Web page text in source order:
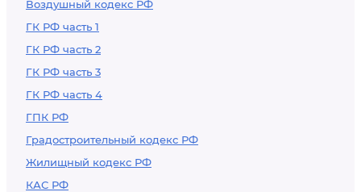
Воздушный кодекс РФ
ГК РФ часть 1
ГК РФ часть 2
ГК РФ часть 3
ГК РФ часть 4
ГПК РФ
Градостроительный кодекс РФ
Жилищный кодекс РФ
КАС РФ